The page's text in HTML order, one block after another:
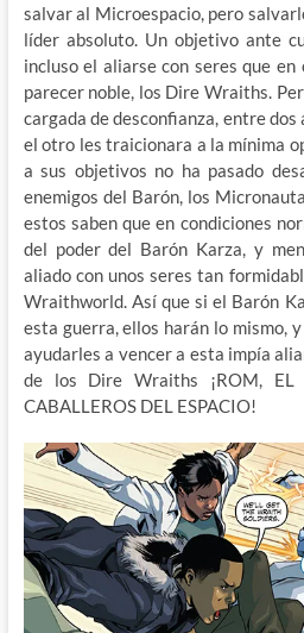
salvar al Microespacio, pero
líder absoluto. Un objetivo ante
incluso el aliarse con seres que en
parecer noble, los Dire Wraiths.
cargada de desconfianza, entre
el otro les traicionara a la mínima
a sus objetivos no ha pasado
enemigos del Barón, los
estos saben que en condiciones
del poder del Barón Karza, y
aliado con unos seres tan
Wraithworld. Así que si el Barón
esta guerra, ellos harán lo mismo,
ayudarles a vencer a esta impía
de los Dire Wraiths ¡ROM, EL
CABALLEROS DEL ESPACIO!